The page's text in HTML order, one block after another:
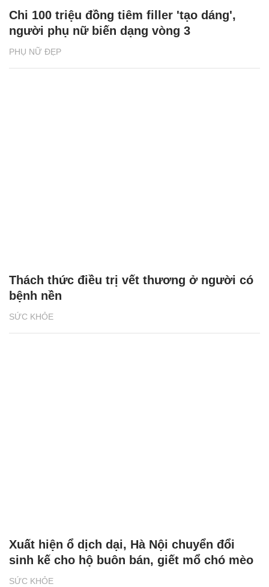
PHỤ NỮ ĐẸP
Chi 100 triệu đồng tiêm filler 'tạo dáng',
người phụ nữ biến dạng vòng 3
SỨC KHỎE
Thách thức điều trị vết thương ở người có
bệnh nền
SỨC KHỎE
Xuất hiện ổ dịch dại, Hà Nội chuyển đổi
sinh kế cho hộ buôn bán, giết mổ chó mèo